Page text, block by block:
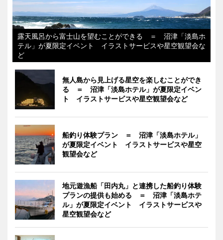
露天風呂から富士山を望むことができる ＝ 沼津「淡島ホ
テル」が夏限定イベント イラストサービスや星空観望会な
ど
無人島から見上げる星空を楽しむことができ
る ＝ 沼津「淡島ホテル」が夏限定イベン
ト イラストサービスや星空観望会など
船釣り体験プラン ＝ 沼津「淡島ホテル」
が夏限定イベント イラストサービスや星空
観望会など
地元遊漁船「田内丸」と連携した船釣り体験
プランの提供も始める ＝ 沼津「淡島ホテ
ル」が夏限定イベント イラストサービスや
星空観望会など